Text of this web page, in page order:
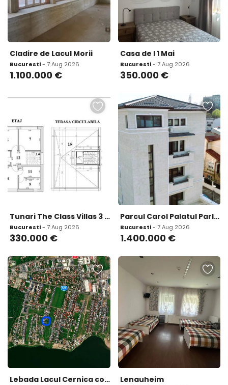
Cladire de Lacul Morii
Bucuresti- 7 Aug 2026
1.100.000 €
Casa de I 1 Mai
Bucuresti- 7 Aug 2026
350.000 €
Tunari The Class Villas 3 casa 4 camere teren 300 mp
Bucuresti- 7 Aug 2026
330.000 €
Parcul Carol Palatul Parlamentului proiect boutique exclusivist D P 2E M
Bucuresti- 7 Aug 2026
1.400.000 €
Lebada Lacul Cernica complex rezidential premium 6 case moderne pe parte Lenauheim